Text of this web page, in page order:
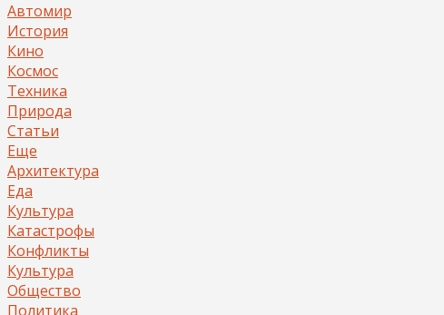
Автомир
История
Кино
Космос
Техника
Природа
Статьи
Еще
Архитектура
Еда
Культура
Катастрофы
Конфликты
Культура
Общество
Политика